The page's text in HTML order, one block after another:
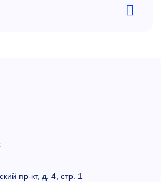
пр-кт, д. 4, стр. 1